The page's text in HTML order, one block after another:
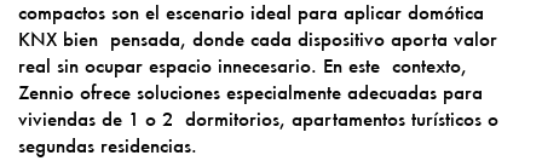
compactos son el escenario ideal para aplicar domótica
KNX bien pensada, donde cada dispositivo aporta valor
real sin ocupar espacio innecesario. En este contexto,
Zennio ofrece soluciones especialmente adecuadas para
viviendas de 1 o 2 dormitorios, apartamentos turísticos o
segundas residencias.